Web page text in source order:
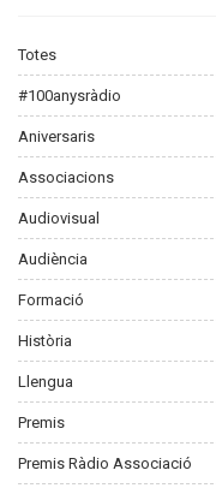
Totes
#100anysràdio
Aniversaris
Associacions
Audiovisual
Audiència
Formació
Història
Llengua
Premis
Premis Ràdio Associació